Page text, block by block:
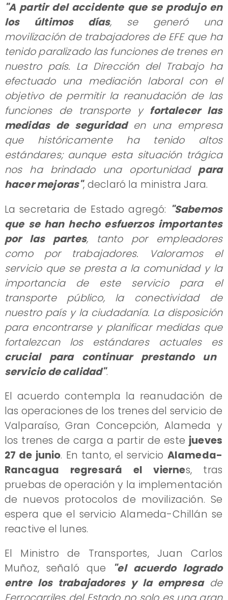
"A partir del accidente que se produjo en
los últimos días, se generó una
movilización de trabajadores de EFE que ha
tenido paralizado las funciones de trenes en
nuestro país. La Dirección del Trabajo ha
efectuado una mediación laboral con el
objetivo de permitir la reanudación de las
funciones de transporte y fortalecer las
medidas de seguridad en una empresa
que históricamente ha tenido altos
estándares; aunque esta situación trágica
nos ha brindado una oportunidad para
hacer mejoras", declaró la ministra Jara.
La secretaria de Estado agregó: "Sabemos
que se han hecho esfuerzos importantes
por las partes, tanto por empleadores
como por trabajadores. Valoramos el
servicio que se presta a la comunidad y la
importancia de este servicio para el
transporte público, la conectividad de
nuestro país y la ciudadanía. La disposición
para encontrarse y planificar medidas que
fortalezcan los estándares actuales es
crucial para continuar prestando un
servicio de calidad".
El acuerdo contempla la reanudación de
las operaciones de los trenes del servicio de
Valparaíso, Gran Concepción, Alameda y
los trenes de carga a partir de este jueves
27 de junio. En tanto, el servicio Alameda-
Rancagua regresará el viernes, tras
pruebas de operación y la implementación
de nuevos protocolos de movilización. Se
espera que el servicio Alameda-Chillán se
reactive el lunes.
El Ministro de Transportes, Juan Carlos
Muñoz, señaló que
"el acuerdo logrado
entre los trabajadores y la empresade